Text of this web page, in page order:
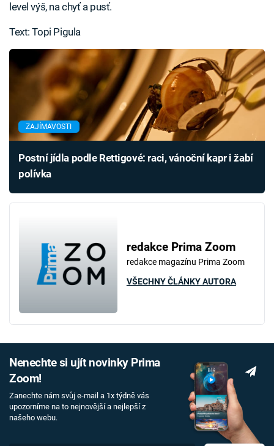
level výš, na chyť a pusť.
Text: Topi Pigula
ZAJÍMAVOSTI
Postní jídla podle Rettigové: raci, vánoční kapr i žabí
polívka
redakce Prima Zoom
redakce magazínu Prima Zoom
VŠECHNY ČLÁNKY AUTORA
Nenechte si ujít novinky Prima
Zoom!
Zanechte nám svůj e-mail a 1x týdně vás
upozorníme na to nejnovější a nejlepší z
našeho webu.